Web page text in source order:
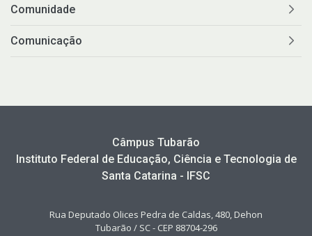
Comunidade
Comunicação
Câmpus Tubarão
Instituto Federal de Educação, Ciência e Tecnologia de
Santa Catarina - IFSC
Rua Deputado Olices Pedra de Caldas, 480, Dehon
Tubarão / SC - CEP 88704-296